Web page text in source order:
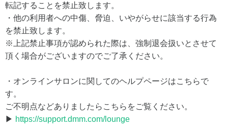
転記することを禁止致します。
・他の利用者への中傷、脅迫、いやがらせに該当する行為
を禁止致します。
※上記禁止事項が認められた際は、強制退会扱いとさせて
頂く場合がございますのでご了承ください。
・オンラインサロンに関してのヘルプページはこちらで
す。
ご不明点などありましたらこちらをご覧ください。
▶ https://support.dmm.com/lounge